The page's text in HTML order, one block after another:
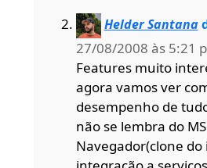
Helder Santana
27/08/2008 às 5:21
Features muito
agora vamos ver
desempenho de
não se lembra do
Navegador(clone